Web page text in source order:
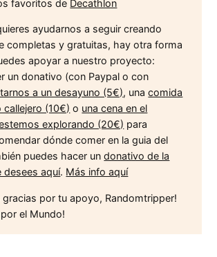
favoritos de Decathlon
ayudarnos a seguir creando
completas y gratuitas, hay otra forma
apoyar a nuestro proyecto:
un donativo (con Paypal o con
a un desayuno (5€), unacomida
callejero (10€) o una cena en el
explorando (20€) para
dónde comer en la guia del
puedes hacer undonativo de la
desees aquí. Más info aquí
gracias por tu apoyo, Randomtripper!
el Mundo!